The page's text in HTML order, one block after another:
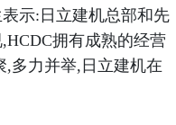
示:日立建机总部和先
拥有成熟的经营
,多力并举,日立建机在